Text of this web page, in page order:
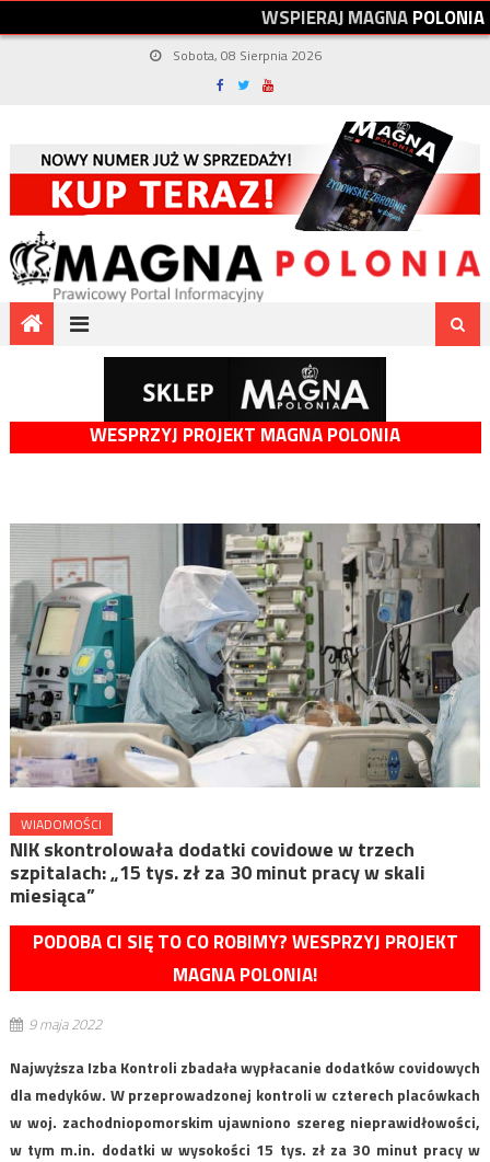
WSPIERAJMAGNAPOLONIA
Sobota, 08 Sierpnia 2026
WESPRZYJ PROJEKT MAGNA POLONIA
WIADOMOŚCI
NIK skontrolowała dodatki covidowe w trzech
szpitalach: „15 tys. zł za 30 minut pracy w skali
miesiąca”
PODOBA CI SIĘ TO CO ROBIMY? WESPRZYJ PROJEKT
MAGNA POLONIA!
9 maja 2022
Najwyższa Izba Kontroli zbadała wypłacanie dodatków covidowych
dla medyków. W przeprowadzonej kontroli w czterech placówkach
w woj. zachodniopomorskim ujawniono szereg nieprawidłowości,
w tym m.in. dodatki w wysokości 15 tys. zł za 30 minut pracy w